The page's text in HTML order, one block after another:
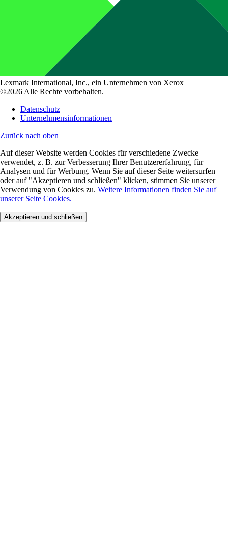
Lexmark International, Inc., ein Unternehmen von Xerox
©2026 Alle Rechte vorbehalten.
Datenschutz
Unternehmensinformationen
Zurück nach oben
Auf dieser Website werden Cookies für verschiedene Zwecke
verwendet, z. B. zur Verbesserung Ihrer Benutzererfahrung, für
Analysen und für Werbung. Wenn Sie auf dieser Seite weitersurfen
oder auf "Akzeptieren und schließen" klicken, stimmen Sie unserer
Verwendung von Cookies zu. Weitere Informationen finden Sie auf
unserer Seite Cookies.
Akzeptieren und schließen